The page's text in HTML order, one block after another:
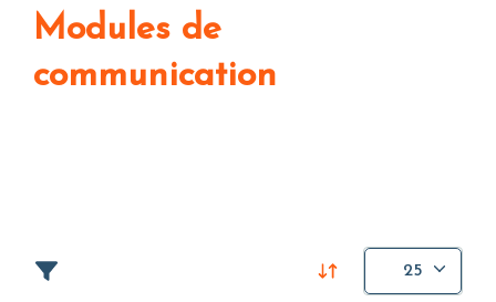
Modules de
communication
25